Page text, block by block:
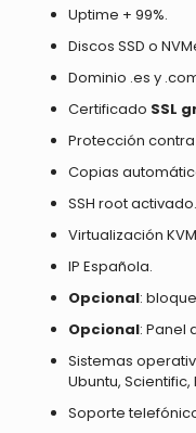
Uptime + 99%.
Discos SSD o
Dominio .es y
Certificado SSL
Protección contra
Copias
SSH root activado.
Virtualización
IP Española.
Opcional:
Opcional: Panel
Sistemas
Ubuntu, Scientific,
Soporte